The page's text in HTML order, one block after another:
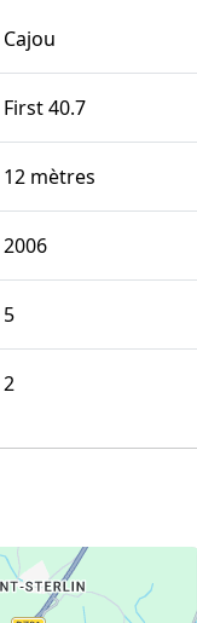
Cajou
First 40.7
12 mètres
2006
5
2